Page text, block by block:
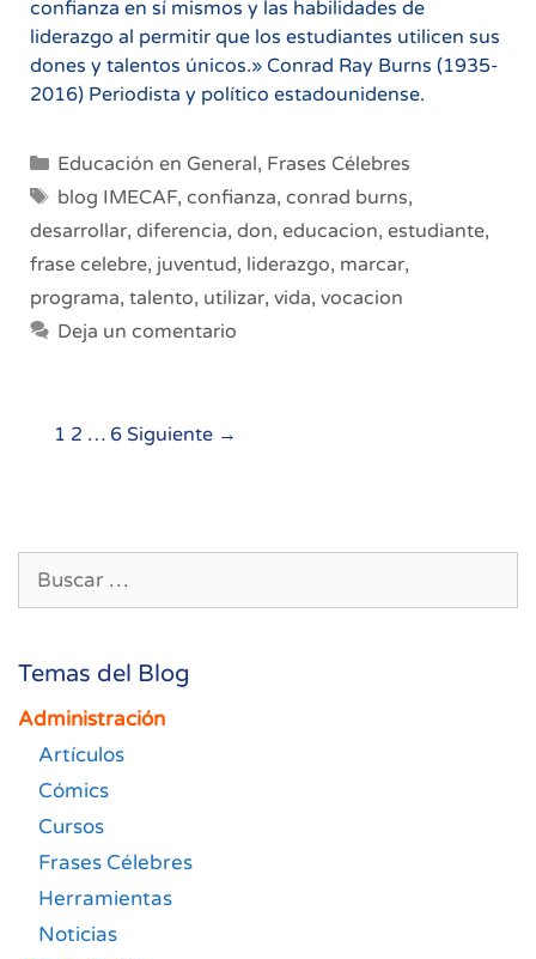
confianza en sí mismos y las habilidades de
liderazgo al permitir que los estudiantes utilicen sus
dones y talentos únicos.» Conrad Ray Burns (1935-
2016) Periodista y político estadounidense.
Categorías
Educación en General, Frases Célebres
Etiquetas
blog IMECAF, confianza, conrad burns,
desarrollar, diferencia, don, educacion, estudiante,
frase celebre, juventud, liderazgo, marcar,
programa, talento, utilizar, vida, vocacion
Deja un comentario
Navegación
1 2 … 6 Siguiente →
Temas del Blog
Administración
Artículos
Cómics
Cursos
Frases Célebres
Herramientas
Noticias